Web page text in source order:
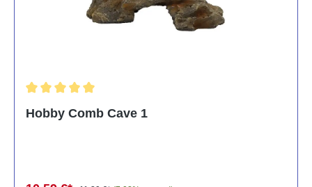
Hobby Comb Cave 1